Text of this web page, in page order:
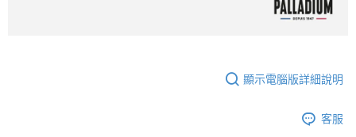
顯示電腦版詳細說明
客服